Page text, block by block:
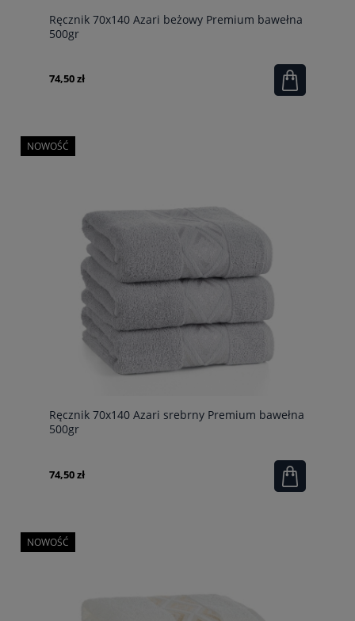
Ręcznik 70x140 Azari beżowy Premium bawełna
500gr
74,50 zł
Ręcznik 70x140 Azari srebrny Premium bawełna
500gr
74,50 zł
NOWOŚĆ
NOWOŚĆ